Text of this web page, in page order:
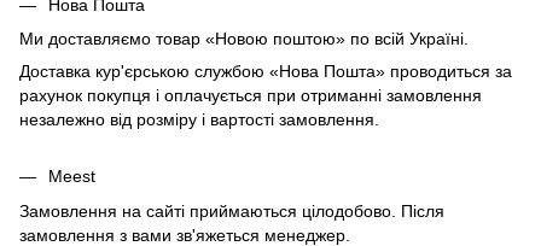
Нова Пошта
Ми доставляємо товар «Новою поштою» по всій Україні.
Доставка кур'єрською службою «Нова Пошта» проводиться за
рахунок покупця і оплачується при отриманні замовлення
незалежно від розміру і вартості замовлення.
Meest
Замовлення на сайті приймаються цілодобово. Після
замовлення з вами зв'яжеться менеджер.